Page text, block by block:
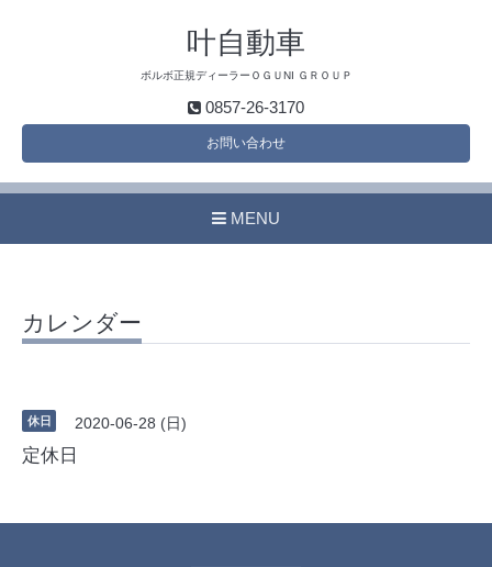
叶自動車
ボルボ正規ディーラーＯＧＵNI ＧＲＯＵＰ
0857-26-3170
お問い合わせ
MENU
カレンダー
休日 2020-06-28 (日)
定休日